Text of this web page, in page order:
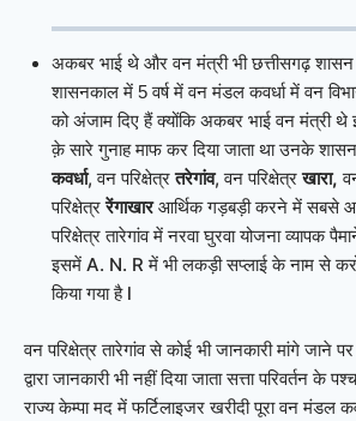
अकबर भाई थे और वन मंत्री भी छत्तीसगढ़
शासनकाल में 5 वर्ष में वन मंडल कवर्धा में वन
को अंजाम दिए हैं क्योंकि अकबर भाई वन मंत्री थे
क़े सारे गुनाह माफ कर दिया जाता था उनके
कवर्धा, वन परिक्षेत्रतरेगांव, वन परिक्षेत्रखारा,
परिक्षेत्ररेंगाखारआर्थिक गड़बड़ी करने में सबसे
परिक्षेत्र तारेगांव में नरवा घुरवा योजना व्यापक
इसमें A. N. R में भी लकड़ी सप्लाई के नाम से
किया गया है l
वन परिक्षेत्र तारेगांव से कोई भी जानकारी मांगे जाने
द्वारा जानकारी भी नहीं दिया जाता सत्ता परिवर्तन के
राज्य केम्पा मद में फर्टिलाइजर खरीदी पूरा वन मंडल